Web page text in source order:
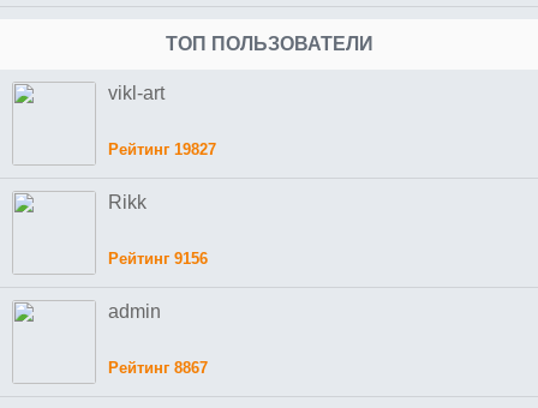
ТОП ПОЛЬЗОВАТЕЛИ
vikl-art
Рейтинг 19827
Rikk
Рейтинг 9156
admin
Рейтинг 8867